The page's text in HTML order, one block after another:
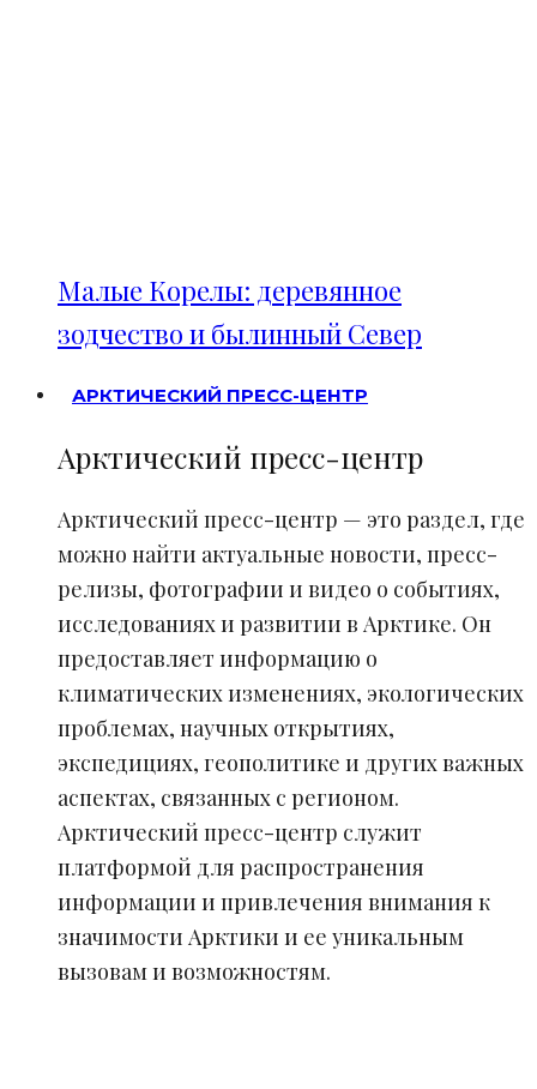
Малые Корелы: деревянное
зодчество и былинный Север
АРКТИЧЕСКИЙ ПРЕСС-ЦЕНТР
Арктический пресс-центр
Арктический пресс-центр — это раздел, где
можно найти актуальные новости, пресс-
релизы, фотографии и видео о событиях,
исследованиях и развитии в Арктике. Он
предоставляет информацию о
климатических изменениях, экологических
проблемах, научных открытиях,
экспедициях, геополитике и других важных
аспектах, связанных с регионом.
Арктический пресс-центр служит
платформой для распространения
информации и привлечения внимания к
значимости Арктики и ее уникальным
вызовам и возможностям.